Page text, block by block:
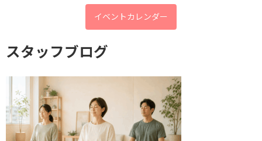
自然のなかで、自信と勇気が湧いた
イルチブレインヨガを始めたきっかけは、すでに会員だった姉の
紹介です。もともと体を動かすことが好きで、今まで色んなトレー
ニングをしてきましたが、最初の体験レッスンでは、体だけでな
週１～２回トレーニングしていくと、長年の悩みだった肩こりの
症状がだんだんと軽くなり、気持ちにも余裕が出てきました。ト
レーニングの中でとくに気に入ったのは「脳波振動」です。丹田
（へその下の部分）を叩きながら全身を振るだけのシンプルな動
イベントカレンダー
スタッフブログ